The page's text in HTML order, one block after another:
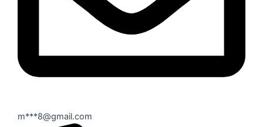
m***8@gmail.com